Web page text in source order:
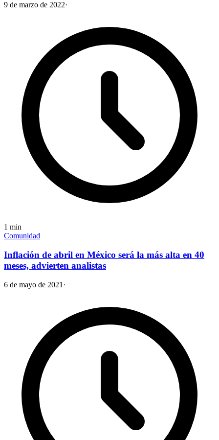
9 de marzo de 2022·
1 min
Comunidad
Inflación de abril en México será la más alta en 40
meses, advierten analistas
6 de mayo de 2021 ·